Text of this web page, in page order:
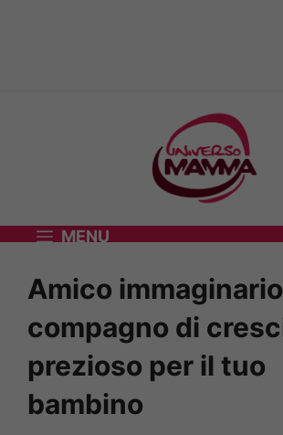
MENU
Amico
compagno di
prezioso per il tuo
bambino